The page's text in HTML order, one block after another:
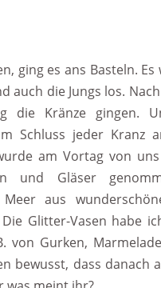
ging es ans Basteln.
auch die Jungs los.
die Kränze gingen.
Schluss jeder Kranz
am Vortag von
und Gläser
Meer aus
Glitter-Vasen habe
von Gurken,
bewusst, dass danach